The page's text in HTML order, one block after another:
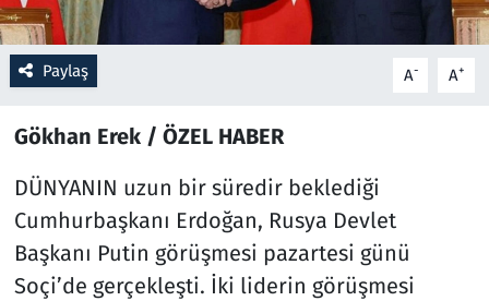
Paylaş A- A+
Gökhan Erek / ÖZEL HABER
DÜNYANIN uzun bir süredir beklediği
Cumhurbaşkanı Erdoğan, Rusya Devlet
Başkanı Putin görüşmesi pazartesi günü
Soçi’de gerçekleşti. İki liderin görüşmesi
Sağlık
Savunma Sanayi
Seçim 2023
Teknoloji ve Bilim